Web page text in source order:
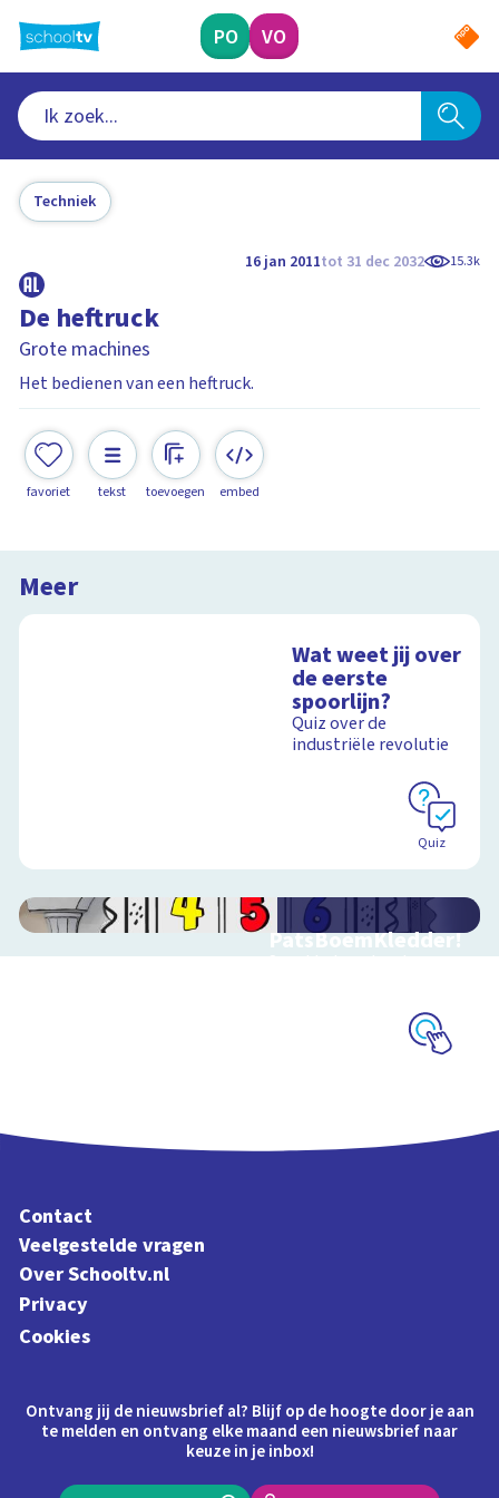
naar
hoofdinhoud
PO VO
Techniek
16 jan 2011tot 31 dec 2032 15.3k
De heftruck
Grote machines
Het bedienen van een heftruck.
favoriet tekst toevoegen embed
Meer
Wat weet jij over
de eerste
spoorlijn?
Quiz over de
industriële revolutie
Quiz
PatsBoemKledder!
Speel het spel en leer
Contact
Veelgestelde vragen
Over Schooltv.nl
Privacy
Cookies
Ontvang jij de nieuwsbrief al? Blijf op de hoogte door je aan
te melden en ontvang elke maand een nieuwsbrief naar
keuze in je inbox!